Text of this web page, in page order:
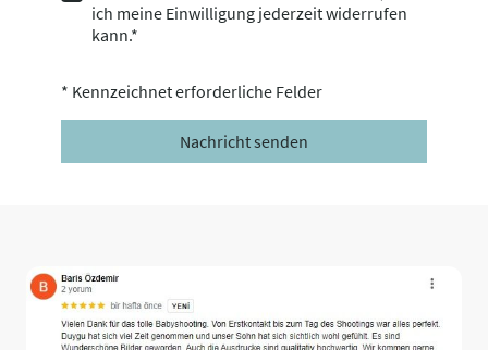
ich meine Einwilligung jederzeit widerrufen
kann.*
* Kennzeichnet erforderliche Felder
Nachricht senden